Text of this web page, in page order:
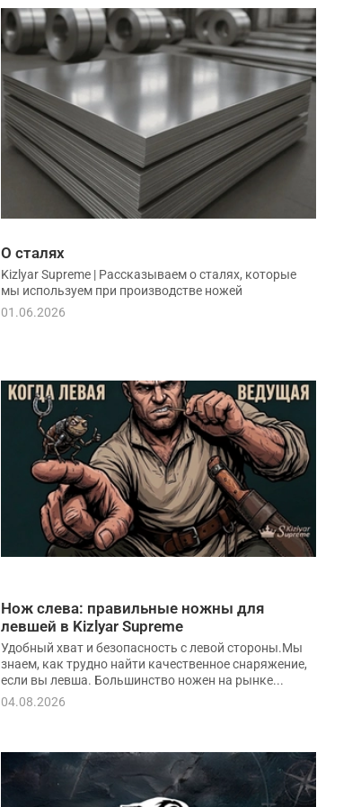
О сталях
Kizlyar Supreme | Рассказываем о сталях, которые
мы используем при производстве ножей
01.06.2026
Нож слева: правильные ножны для
левшей в Kizlyar Supreme
Удобный хват и безопасность с левой стороны.Мы
знаем, как трудно найти качественное снаряжение,
если вы левша. Большинство ножен на рынке...
04.08.2026